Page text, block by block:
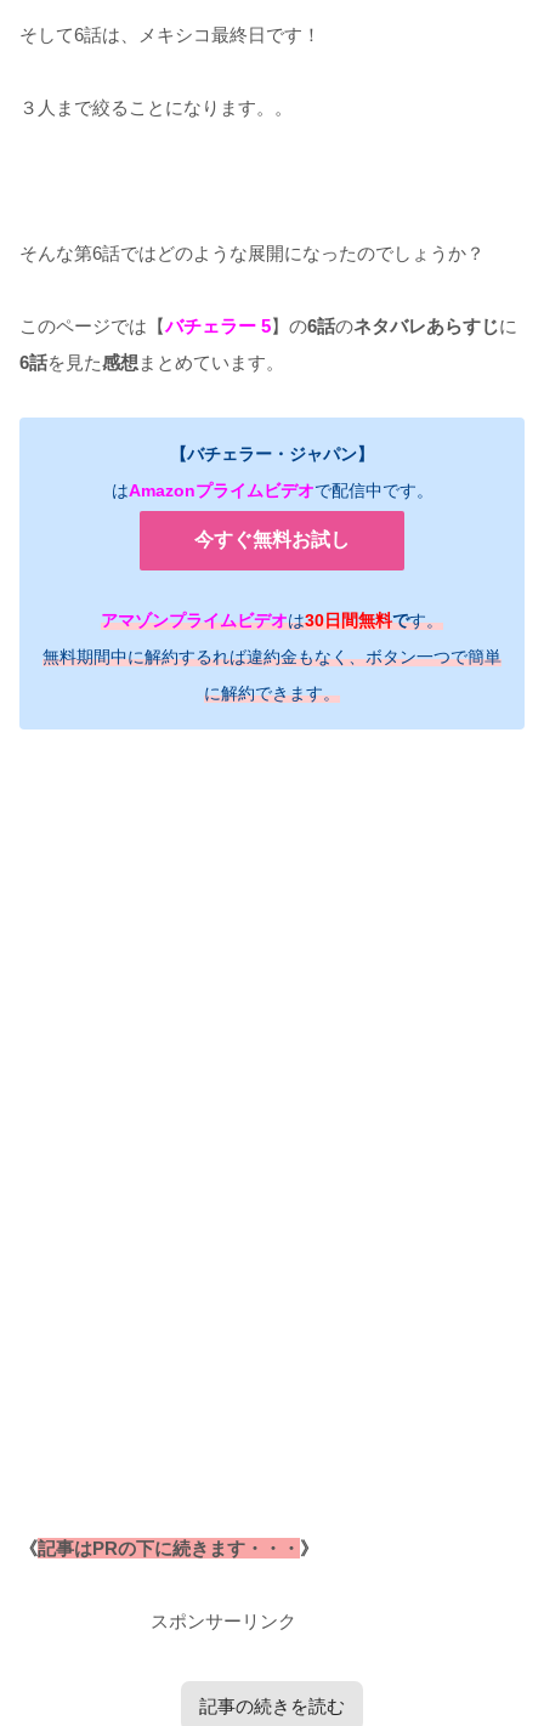
そして6話は、メキシコ最終日です！
３人まで絞ることになります。。
そんな第6話ではどのような展開になったのでしょうか？
このページでは【バチェラー 5】の6話のネタバレあらすじに
6話を見た感想 まとめています。
【バチェラー・ジャパン】
はAmazonプライムビデオで配信中です。
今すぐ無料お試し
アマゾンプライムビデオは30日間無料です。
無料期間中に解約するれば違約金もなく、ボタン一つで簡単
に解約できます。
《記事はPRの下に続きます・・・ 》
スポンサーリンク
記事の続きを読む